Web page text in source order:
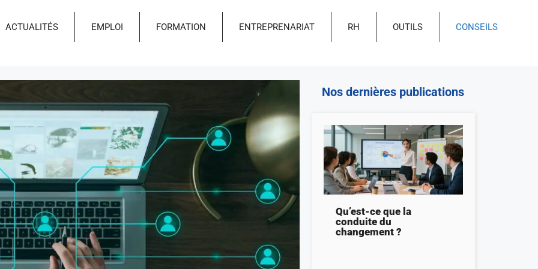
ACTUALITÉS EMPLOI FORMATION ENTREPRENARIAT RH OUTILS CONSEILS
Nos dernières publications
Qu’est-ce que la
conduite du
changement ?